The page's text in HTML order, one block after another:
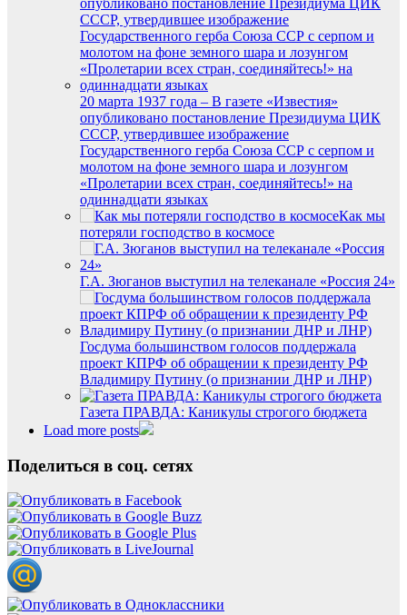
20 марта 1937 года – В газете «Известия»
опубликовано постановление Президиума ЦИК
СССР, утвердившее изображение
Государственного герба Союза ССР с серпом и
молотом на фоне земного шара и лозунгом
«Пролетарии всех стран, соединяйтесь!» на
одиннадцати языках
Как мы
потеряли господство в космосе
Г.А. Зюганов выступил на телеканале «Россия 24»
Госдума большинством голосов поддержала
проект КПРФ об обращении к президенту РФ
Владимиру Путину (о признании ДНР и ЛНР)
Газета ПРАВДА: Каникулы строгого бюджета
Load more posts
Поделиться в соц. сетях